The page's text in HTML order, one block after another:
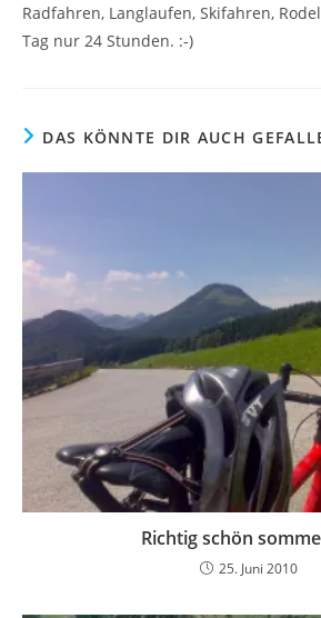
Radfahren, Langlaufen, Skifahren,
Tag nur 24 Stunden. :-)
DAS KÖNNTE DIR AUCH
Richtig schön
25. Juni 2010